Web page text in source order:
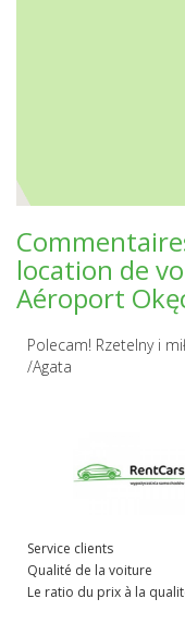
location de
Aéroport
Polecam! Rzetelny i
/Agata
Service clients
Qualité de la voiture
Le ratio du prix à la